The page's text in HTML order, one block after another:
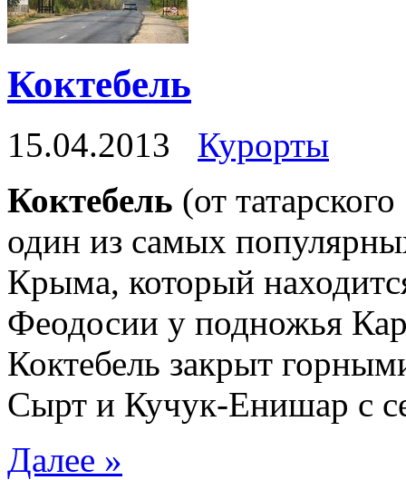
Коктебель
15.04.2013
Курорты
Коктебель (от
один из самых
Крыма, который
Феодосии у подножья
Коктебель закрыт
Сырт и Кучук-Енишар с
Далее »